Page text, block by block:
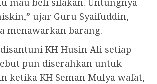
mau beli silakan. Untungnya
ujar Guru Syaifuddin,
menawarkan barang.
KH Husin Ali setiap
pun diserahkan untuk
ketika KH Seman Mulya wafat,